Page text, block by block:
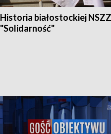
Historia białostockiej NSZZ
"Solidarność"